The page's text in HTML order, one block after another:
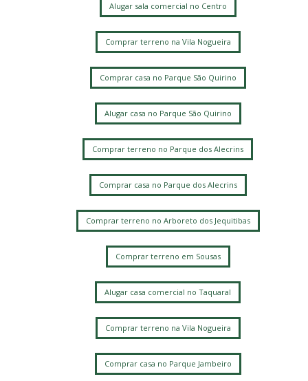
Alugar sala comercial no Centro
Comprar terreno na Vila Nogueira
Comprar casa no Parque São Quirino
Alugar casa no Parque São Quirino
Comprar terreno no Parque dos Alecrins
Comprar casa no Parque dos Alecrins
Comprar terreno no Arboreto dos Jequitibas
Comprar terreno em Sousas
Alugar casa comercial no Taquaral
Comprar terreno na Vila Nogueira
Comprar casa no Parque Jambeiro